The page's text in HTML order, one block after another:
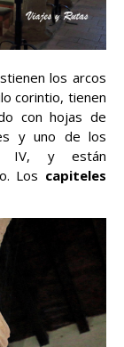
los arcos
corintio, tienen
con hojas de
y uno de los
IV, y están
Los capiteles